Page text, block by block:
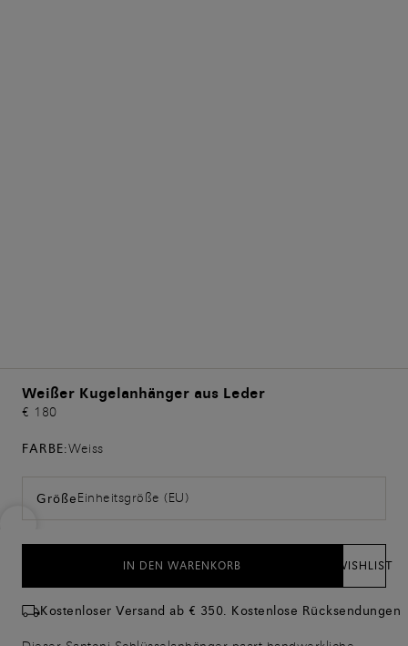
Weißer Kugelanhänger aus Leder
€ 180
FARBE:Weiss
GrößeEinheitsgröße (EU)
IN DEN WARENKORB WISHLIST
Kostenloser Versand ab € 350. Kostenlose Rücksendungen